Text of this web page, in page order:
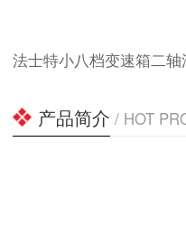
法士特小八档变速箱二
产品简介 / HOT